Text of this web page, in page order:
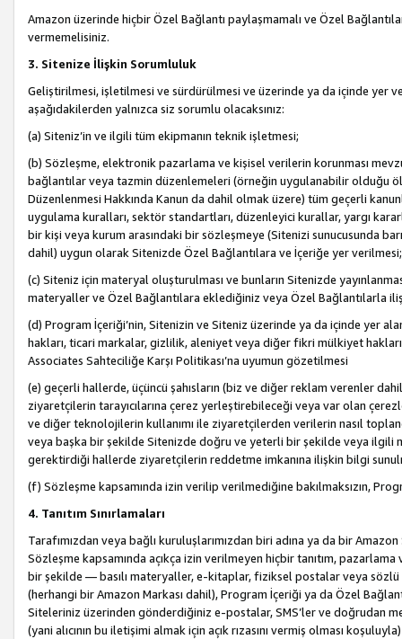
Amazon üzerinde hiçbir Özel Bağlantı paylaşmamalı ve Özel
vermemelisiniz.
3. Sitenize İlişkin Sorumluluk
Geliştirilmesi, işletilmesi ve sürdürülmesi ve üzerinde ya da içinde yer
aşağıdakilerden yalnızca siz sorumlu olacaksınız:
(a) Siteniz’in ve ilgili tüm ekipmanın teknik işletmesi;
(b) Sözleşme, elektronik pazarlama ve kişisel verilerin korunması
bağlantılar veya tazmin düzenlemeleri (örneğin uygulanabilir olduğu
Düzenlenmesi Hakkında Kanun da dahil olmak üzere) tüm geçerli
uygulama kuralları, sektör standartları, düzenleyici kurallar, yargı
bir kişi veya kurum arasındaki bir sözleşmeye (Sitenizi sunucusunda
dahil) uygun olarak Sitenizde Özel Bağlantılara ve İçeriğe yer verilmesi;
(c) Siteniz için materyal oluşturulması ve bunların Sitenizde
materyaller ve Özel Bağlantılara eklediğiniz veya Özel Bağlantılarla
(d) Program İçeriği’nin, Sitenizin ve Siteniz üzerinde ya da içinde yer
hakları, ticari markalar, gizlilik, aleniyet veya diğer fikri mülkiyet
Associates Sahteciliğe Karşı Politikası’na uyumun gözetilmesi
(e) geçerli hallerde, üçüncü şahısların (biz ve diğer reklam verenler
ziyaretçilerin tarayıcılarına çerez yerleştirebileceği veya var olan
ve diğer teknolojilerin kullanımı ile ziyaretçilerden verilerin nasıl
veya başka bir şekilde Sitenizde doğru ve yeterli bir şekilde veya ilgili
gerektirdiği hallerde ziyaretçilerin reddetme imkanına ilişkin bilgi
(f) Sözleşme kapsamında izin verilip verilmediğine bakılmaksızın,
4. Tanıtım Sınırlamaları
Tarafımızdan veya bağlı kuruluşlarımızdan biri adına ya da bir
Sözleşme kapsamında açıkça izin verilmeyen hiçbir tanıtım,
bir şekilde — basılı materyaller, e-kitaplar, fiziksel postalar veya sözlü
(herhangi bir Amazon Markası dahil), Program İçeriği ya da Özel
Siteleriniz üzerinden gönderdiğiniz e-postalar, SMS’ler ve doğrudan
(yani alıcının bu iletişimi almak için açık rızasını vermiş olması